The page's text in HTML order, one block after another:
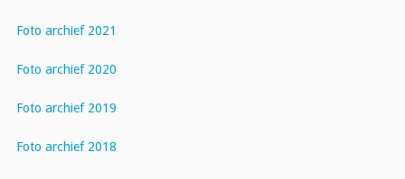
Foto archief 2021
Foto archief 2020
Foto archief 2019
Foto archief 2018